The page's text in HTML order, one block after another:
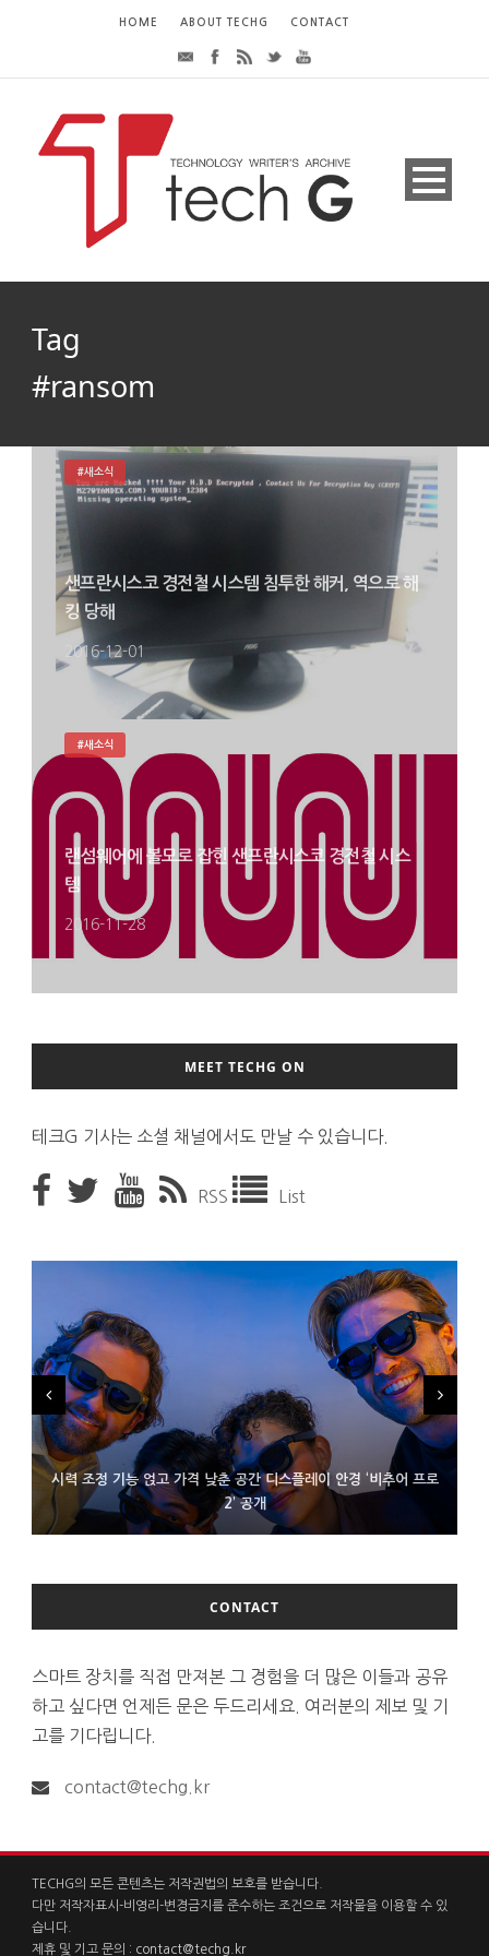
HOME ABOUT TECHG CONTACT
Tag
#ransom
샌프란시스코 경전철 시스템 침투한 해커, 역으로 해
킹 당해
2016-12-01
#새소식
랜섬웨어에 볼모로 잡힌 샌프란시스코 경전철 시스
템
2016-11-28
#새소식
MEET TECHG ON
테크G 기사는 소셜 채널에서도 만날 수 있습니다.
RSS List
시력 조정 기능 얹고 가격 낮춘 공간 디스플레이 안경 ‘비추어 프로
2’ 공개
D램 부족에 10억달러어치 아이폰18 프로세서 패키징 대기 중
300~400달러 반지형 스피커 준비하는 오픈AI
CONTACT
스마트 장치를 직접 만져본 그 경험을 더 많은 이들과 공유
하고 싶다면 언제든 문은 두드리세요. 여러분의 제보 및 기
고를 기다립니다.
contact@techg.kr
TECHG의 모든 콘텐츠는 저작권법의 보호를 받습니다.
다만 저작자표시-비영리-변경금지를 준수하는 조건으로 저작물을 이용할 수 있
습니다.
제휴 및 기고 문의 : contact@techg.kr